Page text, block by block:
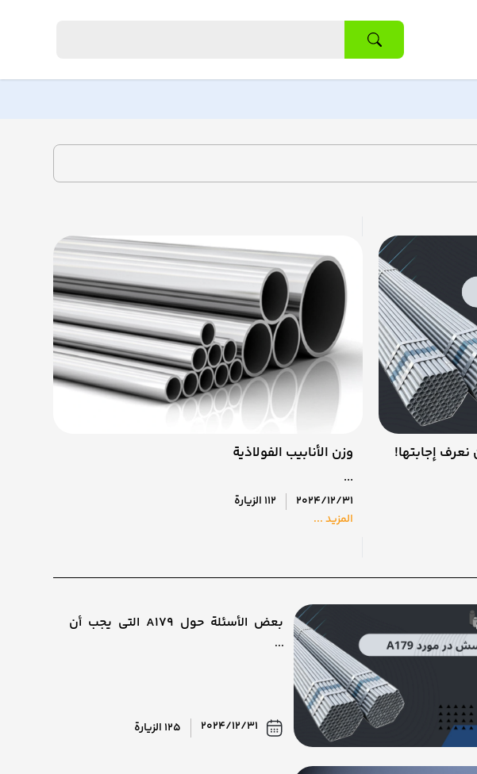
وزن الأنابيب الفولاذية
...
2024/12/31
112 الزيارة
المزيد ...
بعض الأسئلة حول A179 التي يجب أن
نعرف إجابتها!
...
2024/12/31 125 الزيارة